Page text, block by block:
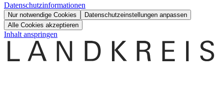
Datenschutzinformationen
Nur notwendige Cookies
Datenschutzeinstellungen anpassen
Alle Cookies akzeptieren
Inhalt anspringen